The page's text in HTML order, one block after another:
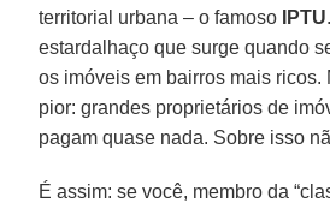
territorial urbana – o famoso
IPTU
estardalhaço que surge quando
os imóveis em bairros mais ricos.
pior: grandes proprietários de
pagam quase nada. Sobre isso
É assim: se você, membro da